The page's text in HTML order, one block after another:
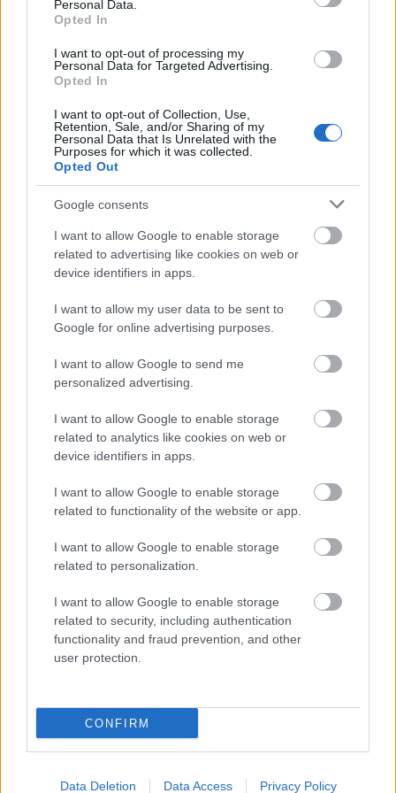
Personal Data.
Opted In
I want to opt-out of processing my
Personal Data for Targeted Advertising.
Opted In
I want to opt-out of Collection, Use,
Retention, Sale, and/or Sharing of my
Personal Data that Is Unrelated with the
Purposes for which it was collected.
Opted Out
Google consents
I want to allow Google to enable storage
related to advertising like cookies on web or
device identifiers in apps.
I want to allow my user data to be sent to
Google for online advertising purposes.
I want to allow Google to send me
personalized advertising.
I want to allow Google to enable storage
related to analytics like cookies on web or
device identifiers in apps.
I want to allow Google to enable storage
related to functionality of the website or app.
I want to allow Google to enable storage
related to personalization.
I want to allow Google to enable storage
related to security, including authentication
functionality and fraud prevention, and other
user protection.
CONFIRM
Data Deletion Data Access Privacy Policy
διάφορα σημεία της χώρας, που σε εξυπηρετούν.
πλέον προηγμένους φορτιστές στην Ευρώπη,
ικανοί να φορτίσουν ένα ηλεκτροκίνητο όχημα έως